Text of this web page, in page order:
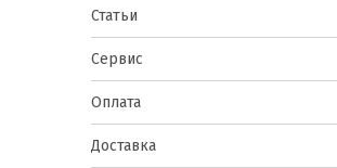
Статьи
Сервис
Оплата
Доставка